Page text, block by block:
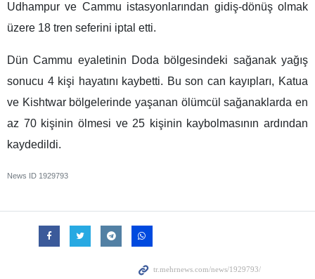
Udhampur ve Cammu istasyonlarından gidiş-dönüş olmak
üzere 18 tren seferini iptal etti.
Dün Cammu eyaletinin Doda bölgesindeki sağanak yağış
sonucu 4 kişi hayatını kaybetti. Bu son can kayıpları, Katua
ve Kishtwar bölgelerinde yaşanan ölümcül sağanaklarda en
az 70 kişinin ölmesi ve 25 kişinin kaybolmasının ardından
kaydedildi.
News ID 1929793